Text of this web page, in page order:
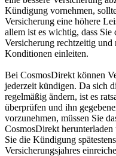
Kündigung vornehmen,
Versicherung eine höhere
allem ist es wichtig, dass
Versicherung rechtzeitig
Konditionen einleiten.
Bei CosmosDirekt können
jederzeit kündigen. Da sich
regelmäßig ändern, ist es
überprüfen und ihn
vorzunehmen, müssen Sie
CosmosDirekt
Sie die Kündigung
Versicherungsjahres